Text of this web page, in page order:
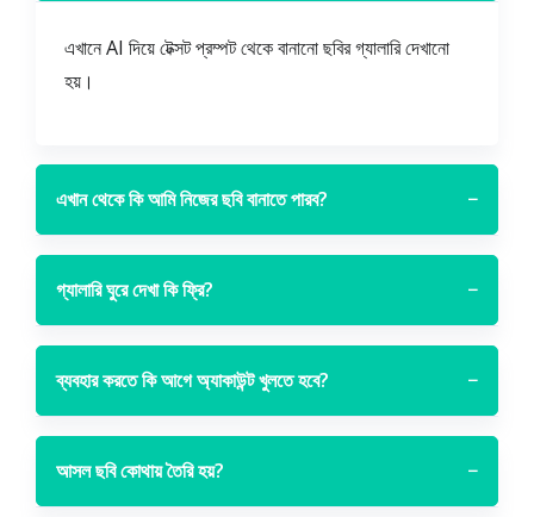
এখানে AI দিয়ে টেক্সট প্রম্পট থেকে বানানো ছবির গ্যালারি দেখানো
হয়।
এখান থেকে কি আমি নিজের ছবি বানাতে পারব? −
গ্যালারি ঘুরে দেখা কি ফ্রি? −
ব্যবহার করতে কি আগে অ্যাকাউন্ট খুলতে হবে? −
আসল ছবি কোথায় তৈরি হয়? −